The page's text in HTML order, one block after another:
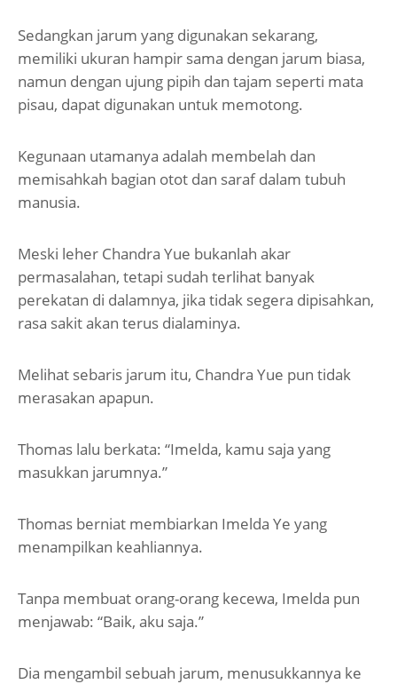
Sedangkan jarum yang digunakan sekarang,
memiliki ukuran hampir sama dengan jarum biasa,
namun dengan ujung pipih dan tajam seperti mata
pisau, dapat digunakan untuk memotong.
Kegunaan utamanya adalah membelah dan
memisahkah bagian otot dan saraf dalam tubuh
manusia.
Meski leher Chandra Yue bukanlah akar
permasalahan, tetapi sudah terlihat banyak
perekatan di dalamnya, jika tidak segera dipisahkan,
rasa sakit akan terus dialaminya.
Melihat sebaris jarum itu, Chandra Yue pun tidak
merasakan apapun.
Thomas lalu berkata: “Imelda, kamu saja yang
masukkan jarumnya.”
Thomas berniat membiarkan Imelda Ye yang
menampilkan keahliannya.
Tanpa membuat orang-orang kecewa, Imelda pun
menjawab: “Baik, aku saja.”
Dia mengambil sebuah jarum, menusukkannya ke